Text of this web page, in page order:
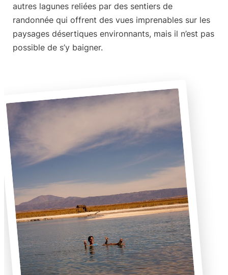
autres lagunes reliées par des sentiers de
randonnée qui offrent des vues imprenables sur les
paysages désertiques environnants, mais il n’est pas
possible de s’y baigner.